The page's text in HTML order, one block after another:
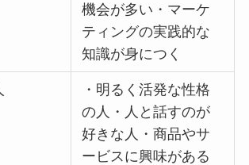
機会が多い・マーケ
ティングの実践的な
知識が身につく
・明るく活発な性格
の人・人と話すのが
好きな人・商品やサ
ービスに興味がある